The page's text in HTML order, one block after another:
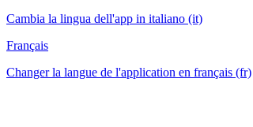
Cambia la lingua dell'app in italiano (it)
Français
Changer la langue de l'application en français (fr)